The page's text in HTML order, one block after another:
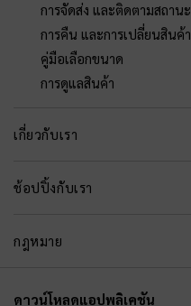
การจัดส่ง และติดตามสถานะ
การคืน และการเปลี่ยนสินค้า
คู่มือเลือกขนาด
การดูแลสินค้า
เกี่ยวกับเรา
ช้อปปิ้งกับเรา
กฎหมาย
ดาวน์โหลดแอปพลิเคชัน